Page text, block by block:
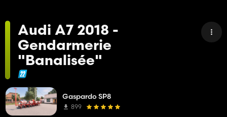
Audi A7 2018 -
Gendarmerie
"Banalisée"
Gaspardo SP8
899